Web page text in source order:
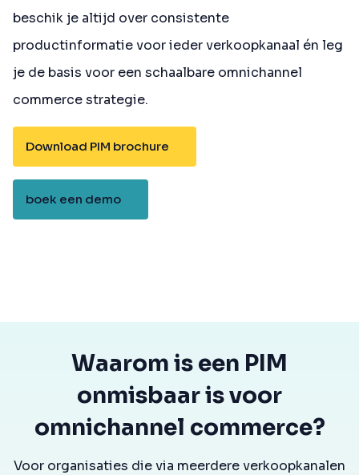
beschik je altijd over consistente
productinformatie voor ieder verkoopkanaal én leg
je de basis voor een schaalbare omnichannel
commerce strategie.
Download PIM brochure
boek een demo
Waarom is een PIM
onmisbaar is voor
omnichannel commerce?
Voor organisaties die via meerdere verkoopkanalen